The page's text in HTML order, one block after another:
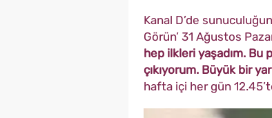
Kanal D’de
Görün’ 31 Ağustos
hep ilkleri yaşadım. Bu
çıkıyorum. Büyük bir
hafta içi her gün